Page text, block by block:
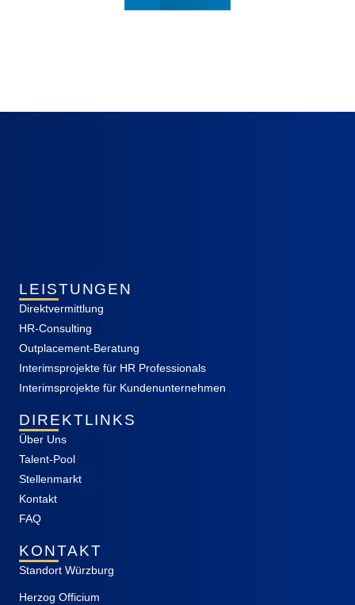
LEISTUNGEN
Direktvermittlung
HR-Consulting
Outplacement-Beratung
Interimsprojekte für HR Professionals
Interimsprojekte für Kundenunternehmen
DIREKTLINKS
Über Uns
Talent-Pool
Stellenmarkt
Kontakt
FAQ
KONTAKT
Standort Würzburg
Herzog Officium